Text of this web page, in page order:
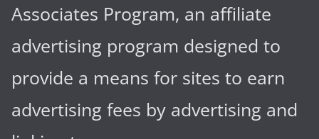
Associates Program, an affiliate
advertising program designed to
provide a means for sites to earn
advertising fees by advertising and